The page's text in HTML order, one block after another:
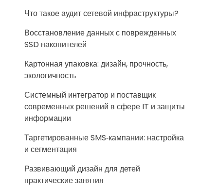
Что такое аудит сетевой инфраструктуры?
Восстановление данных с поврежденных
SSD накопителей
Картонная упаковка: дизайн, прочность,
экологичность
Системный интегратор и поставщик
современных решений в сфере IT и защиты
информации
Таргетированные SMS‑кампании: настройка
и сегментация
Развивающий дизайн для детей
практические занятия